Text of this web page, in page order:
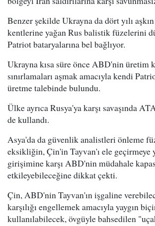
Benzer şekilde Ukrayna da dört yılı
kentlerine yağan Rus balistik füzelerini
Patriot bataryalarına bel bağlıyor.
Ukrayna kısa süre önce ABD'nin üretim
sınırlamaları aşmak amacıyla kendi
üretme talebinde bulundu.
Ülke ayrıca Rusya'ya karşı savaşında
de kullandı.
Asya'da da güvenlik analistleri önleme
eksikliğin, Çin'in Tayvan'ı ele geçirmeye
girişimine karşı ABD'nin müdahale
etkileyebileceğine dikkat çekti.
Çin, ABD'nin Tayvan'ın işgaline
karşılığı engellemek amacıyla yaygın
kullanılabilecek, övgüyle bahsedilen